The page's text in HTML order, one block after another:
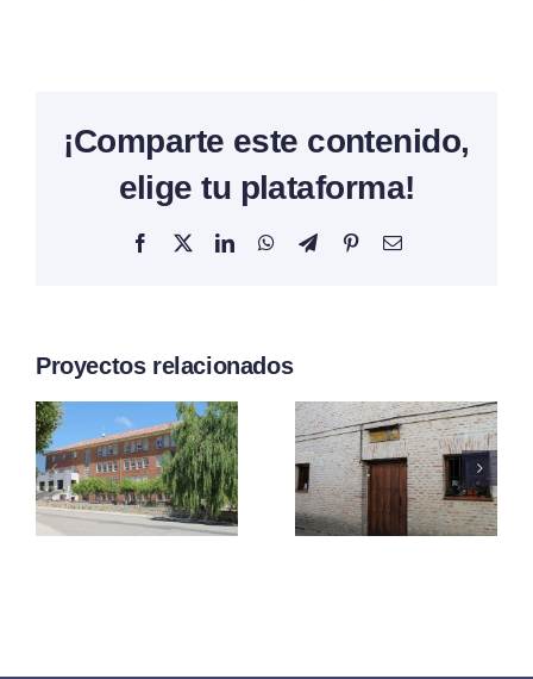
¡Comparte este contenido,
elige tu plataforma!
Facebook
X LinkedInWhatsAppTelegramPinterestCorreo
Proyectos relacionados
Albergue
de Santa
María
Albergue
del
Espíritu